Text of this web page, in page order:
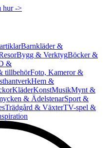
hur ->
Barnkläder &
Bygg & VerktygBöcker &
&
tillbehörFoto, Kameror &
Hem &
KläderKonstMusikMynt &
& ÄdelstenarSport &
Trädgård & VäxterTV-spel &